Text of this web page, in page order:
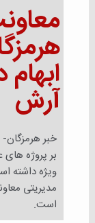
آرش
خبر هرمزگان-
بر پروژه های
مدیریتی
است.